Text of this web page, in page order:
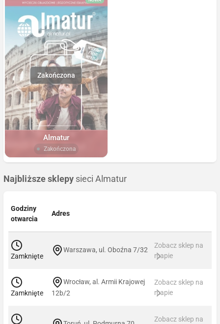
Almatur
Zakończona
Najbliższe sklepy sieci Almatur
Godziny
otwarcia
Adres
Zamknięte
Warszawa, ul. Oboźna 7/32
Zobacz sklep na
mapie
Zamknięte
Wrocław, al. Armii Krajowej
12b/2
Zobacz sklep na
mapie
Zobacz sklep na